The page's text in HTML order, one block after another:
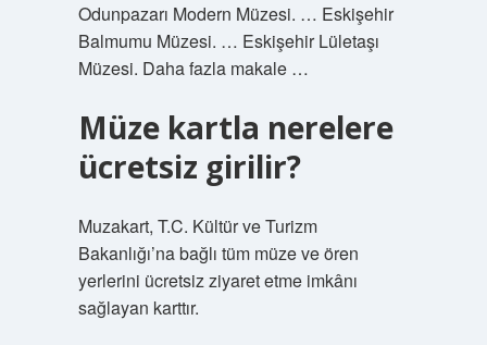
Odunpazarı Modern Müzesi. … Eskişehir
Balmumu Müzesi. … Eskişehir Lületaşı
Müzesi. Daha fazla makale …
Müze kartla nerelere
ücretsiz girilir?
Muzakart, T.C. Kültür ve Turizm
Bakanlığı’na bağlı tüm müze ve ören
yerlerini ücretsiz ziyaret etme imkânı
sağlayan karttır.